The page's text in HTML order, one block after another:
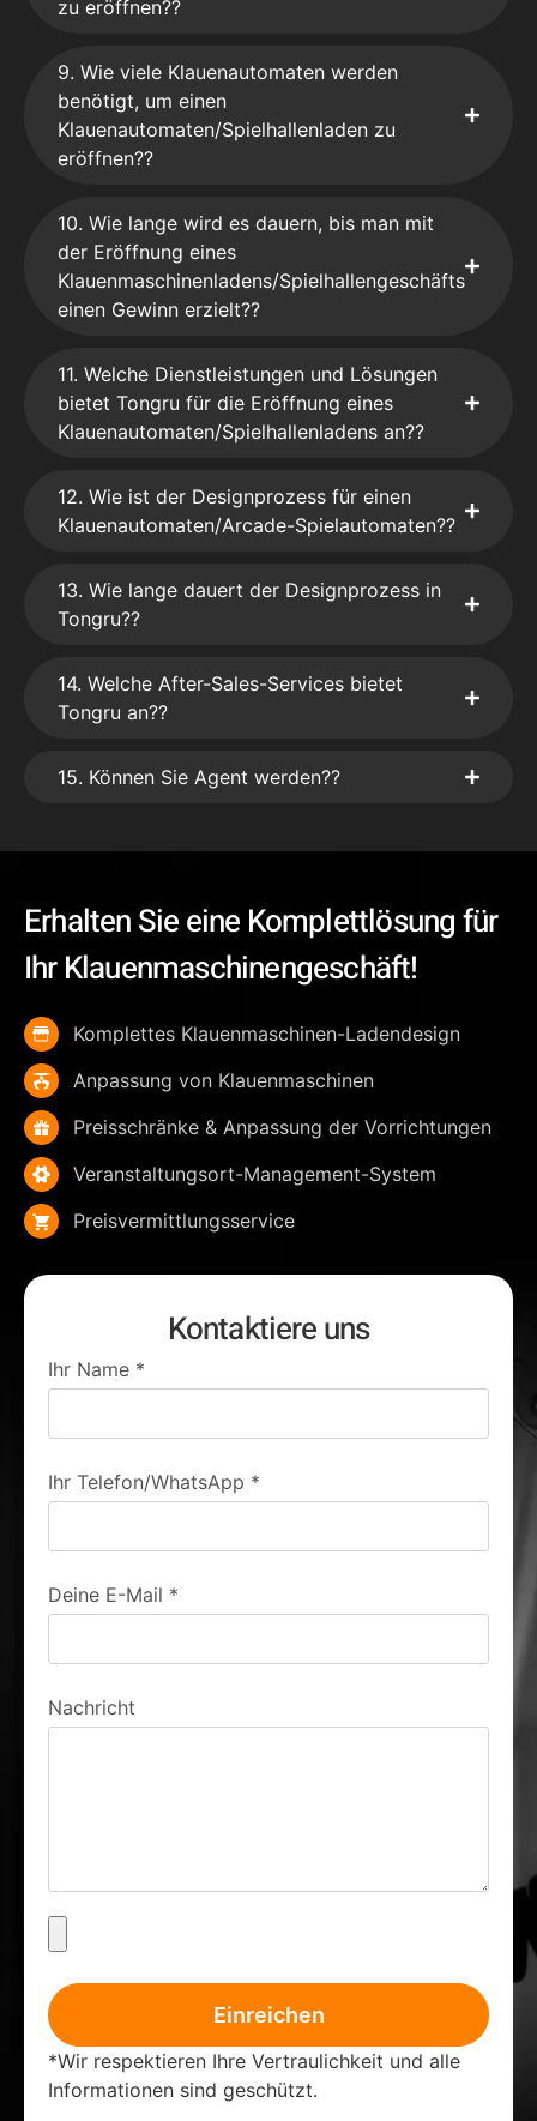
zu eröffnen??
9. Wie viele Klauenautomaten werden
benötigt, um einen
Klauenautomaten/Spielhallenladen zu
eröffnen??
10. Wie lange wird es dauern, bis man mit
der Eröffnung eines
Klauenmaschinenladens/Spielhallengeschäfts
einen Gewinn erzielt??
11. Welche Dienstleistungen und Lösungen
bietet Tongru für die Eröffnung eines
Klauenautomaten/Spielhallenladens an??
12. Wie ist der Designprozess für einen
Klauenautomaten/Arcade-Spielautomaten??
13. Wie lange dauert der Designprozess in
Tongru??
14. Welche After-Sales-Services bietet
Tongru an??
15. Können Sie Agent werden??
Erhalten Sie eine Komplettlösung für
Ihr Klauenmaschinengeschäft!
Komplettes Klauenmaschinen-Ladendesign
Anpassung von Klauenmaschinen
Preisschränke & Anpassung der Vorrichtungen
Veranstaltungsort-Management-System
Preisvermittlungsservice
Kontaktiere uns
Ihr Name *
Ihr Telefon/WhatsApp *
Deine E-Mail *
Nachricht
Einreichen
*Wir respektieren Ihre Vertraulichkeit und alle
Informationen sind geschützt.